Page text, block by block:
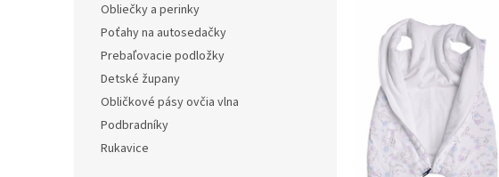
Obliečky a perinky
Poťahy na autosedačky
Prebaľovacie podložky
Detské župany
Obličkové pásy ovčia vlna
Podbradníky
Rukavice